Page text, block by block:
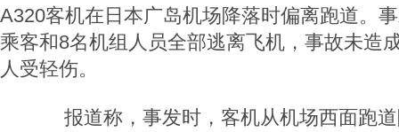
A320客机在日本广岛机场降落时偏离跑道。
乘客和8名机组人员全部逃离飞机，事故未造
人受轻伤。
报道称，事发时，客机从机场西面跑道